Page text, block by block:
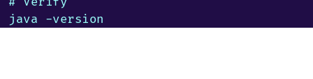
java -version